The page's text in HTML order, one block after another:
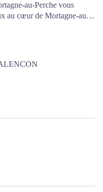
au-Perche vous
au cœur de Mortagne-au-